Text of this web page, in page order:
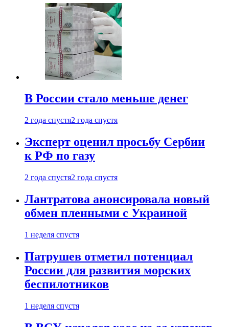
В России стало меньше денег
2 года спустя2 года спустя
Эксперт оценил просьбу Сербии
к РФ по газу
2 года спустя2 года спустя
Лантратова анонсировала новый
обмен пленными с Украиной
1 неделя спустя
Патрушев отметил потенциал
России для развития морских
беспилотников
1 неделя спустя